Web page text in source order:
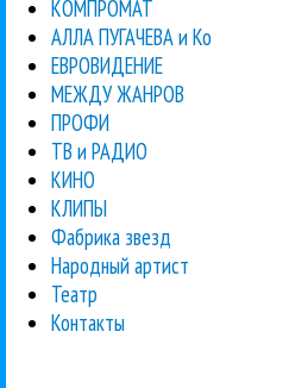
КОМПРОМАТ
АЛЛА ПУГАЧЕВА и Ко
ЕВРОВИДЕНИЕ
МЕЖДУ ЖАНРОВ
ПРОФИ
ТВ и РАДИО
КИНО
КЛИПЫ
Фабрика звезд
Народный артист
Театр
Контакты